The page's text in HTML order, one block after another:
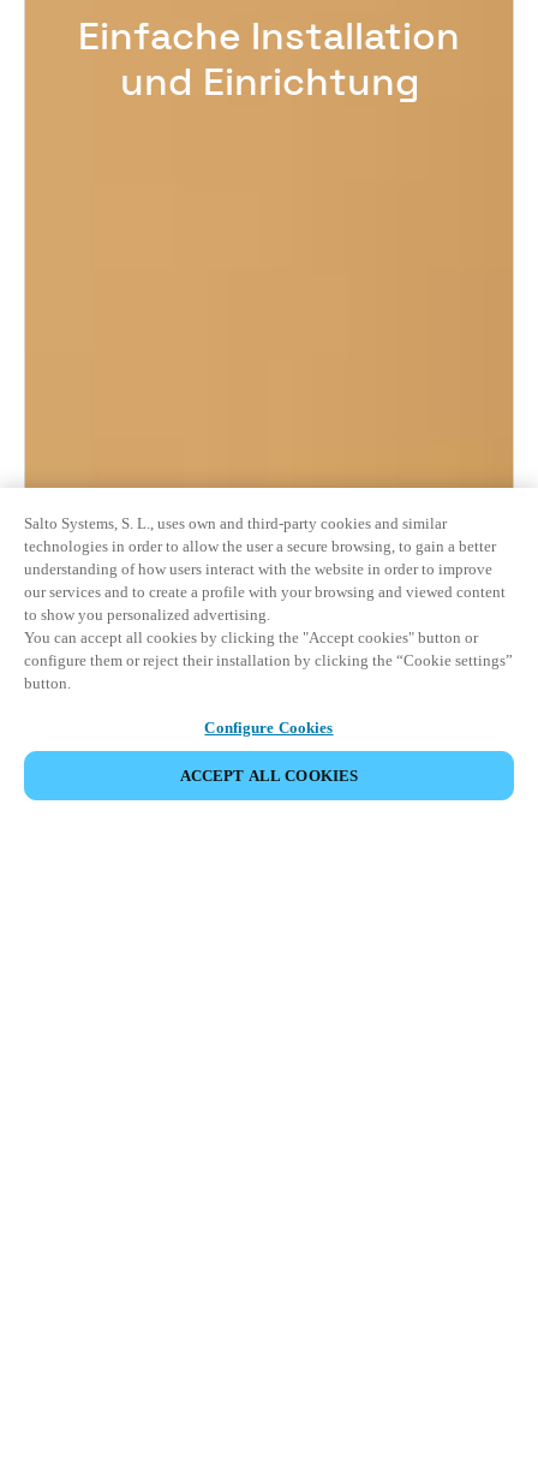
Einfache Installation
und Einrichtung
Salto Systems, S. L., uses own and third-party cookies and similar
technologies in order to allow the user a secure browsing, to gain a better
understanding of how users interact with the website in order to improve
our services and to create a profile with your browsing and viewed content
to show you personalized advertising.
You can accept all cookies by clicking the "Accept cookies" button or
configure them or reject their installation by clicking the “Cookie settings”
button.
Configure Cookies
ACCEPT ALL COOKIES